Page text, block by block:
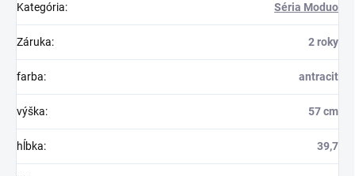
Kategória: Séria Moduo
Záruka: 2 roky
farba: antracit
výška: 57 cm
hĺbka: 39,7